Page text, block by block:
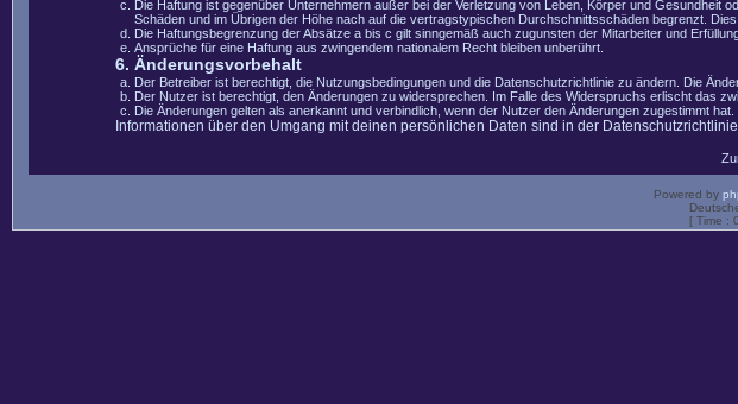
Die Haftung ist gegenüber Unternehmern außer bei der Verletzung von Leben, Körper und
Schäden und im Übrigen der Höhe nach auf die vertragstypischen Durchschnittsschäden begrenzt.
Die Haftungsbegrenzung der Absätze a bis c gilt sinngemäß auch zugunsten der Mitarbeiter und
Ansprüche für eine Haftung aus zwingendem nationalem Recht bleiben unberührt.
6. Änderungsvorbehalt
Der Betreiber ist berechtigt, die Nutzungsbedingungen und die Datenschutzrichtlinie zu ändern. Die
Der Nutzer ist berechtigt, den Änderungen zu widersprechen. Im Falle des Widerspruchs erlischt das
Die Änderungen gelten als anerkannt und verbindlich, wenn der Nutzer den Änderungen zugestimmt hat.
Informationen über den Umgang mit deinen persönlichen Daten sind in der
Powered by
[ Time :